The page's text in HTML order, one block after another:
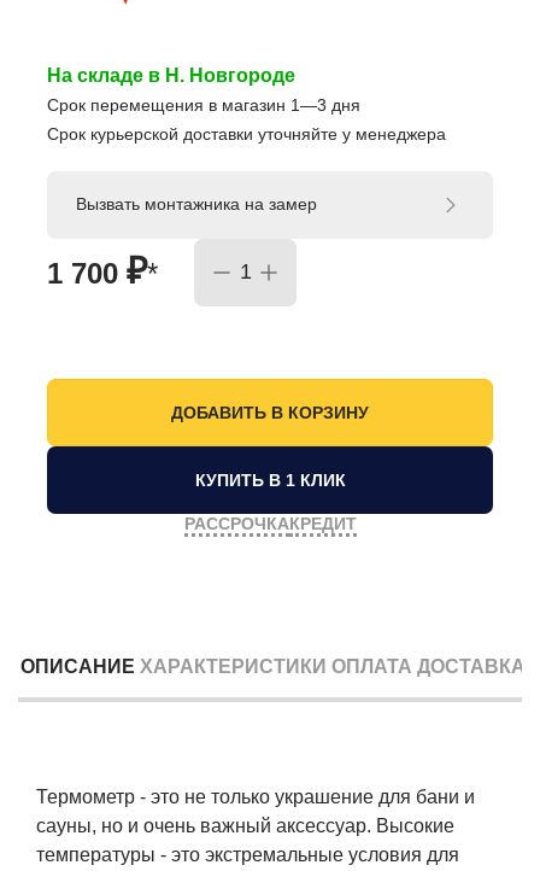
На складе в Н. Новгороде
Срок перемещения в магазин 1—3 дня
Срок курьерской доставки уточняйте у менеджера
1 700 ₽*
Вызвать монтажника на замер
КУПИТЬ В 1 КЛИК
РАССРОЧКАКРЕДИТ
ОПИСАНИЕ ХАРАКТЕРИСТИКИ ОПЛАТА ДОСТАВКА
Термометр - это не только украшение для бани и
сауны, но и очень важный аксессуар. Высокие
температуры - это экстремальные условия для